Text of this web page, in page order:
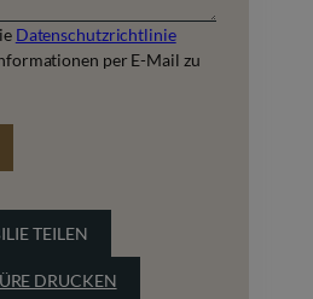
Datenschutzrichtlinie
per E-Mail zu
TEILEN
DRUCKEN